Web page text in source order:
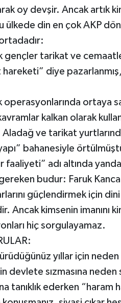
oy devşir. Ancak artık
ülkede din en çok AKP
gençler tarikat ve
hareketi” diye
operasyonlarında ortaya
kalkan olarak
Aladağ ve tarikat
bahanesiyle
faaliyeti” adı altında
gereken budur: Faruk
güçlendirmek için
Ancak kimsenin imanını
hiç sorgulayamaz.
yıllar için
sızmasına neden
tanıklık ederken